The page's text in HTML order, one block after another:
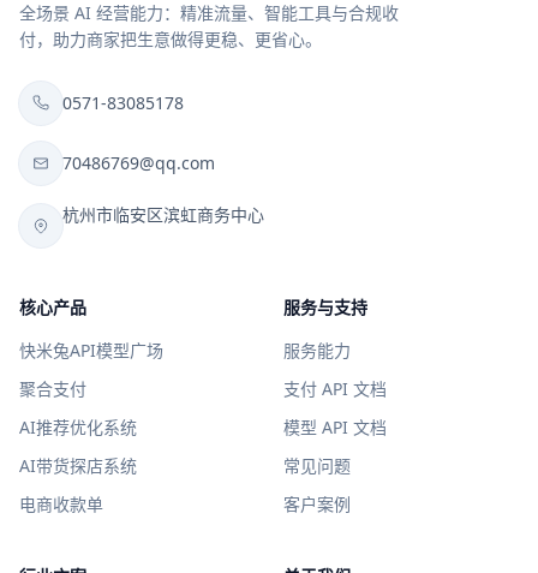
全场景 AI 经营能力：精准流量、智能工具与合规收
付，助力商家把生意做得更稳、更省心。
0571-83085178
70486769@qq.com
杭州市临安区滨虹商务中心
核心产品
快米兔API模型广场
聚合支付
AI推荐优化系统
AI带货探店系统
电商收款单
服务与支持
服务能力
支付 API 文档
模型 API 文档
常见问题
客户案例